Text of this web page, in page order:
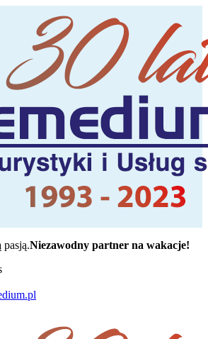
pasją.Niezawodny partner na wakacje!